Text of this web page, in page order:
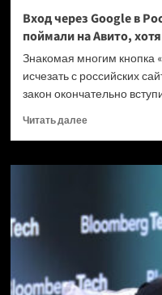
Вход через Google в
поймали на Авито,
Знакомая многим кнопка
исчезать с российских
закон окончательно
Читать далееПрочитать
Вход
России
плашку
поймали